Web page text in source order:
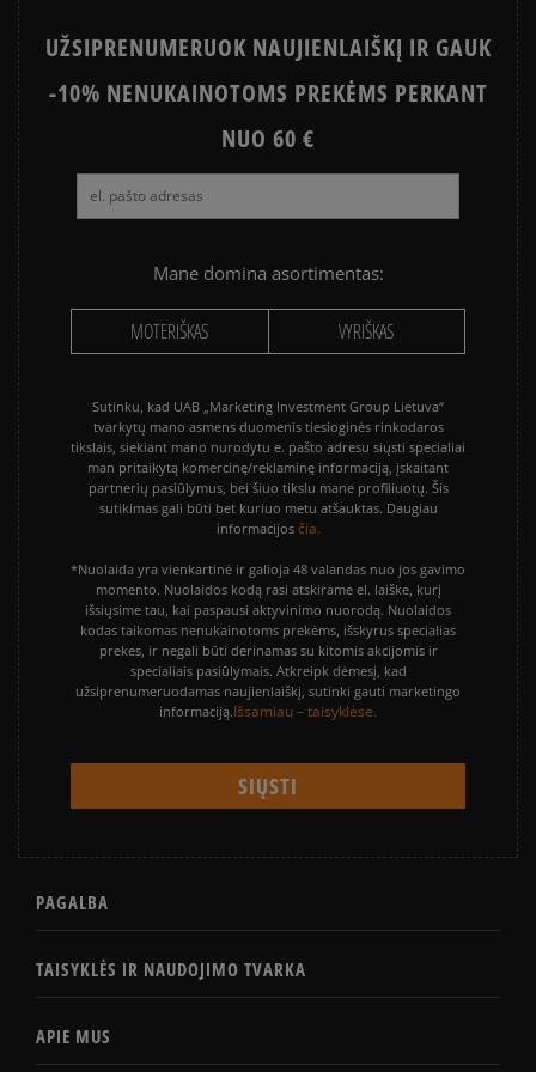
UŽSIPRENUMERUOK NAUJIENLAIŠKĮ IR GAUK
-10% NENUKAINOTOMS PREKĖMS PERKANT
NUO 60 €
Mane domina asortimentas:
MOTERIŠKAS VYRIŠKAS
Sutinku, kad UAB „Marketing Investment Group Lietuva“
tvarkytų mano asmens duomenis tiesioginės rinkodaros
tikslais, siekiant mano nurodytu e. pašto adresu siųsti specialiai
man pritaikytą komercinę/reklaminę informaciją, įskaitant
partnerių pasiūlymus, bei šiuo tikslu mane profiliuotų. Šis
sutikimas gali būti bet kuriuo metu atšauktas. Daugiau
informacijos čia.
*Nuolaida yra vienkartinė ir galioja 48 valandas nuo jos gavimo
momento. Nuolaidos kodą rasi atskirame el. laiške, kurį
išsiųsime tau, kai paspausi aktyvinimo nuorodą. Nuolaidos
kodas taikomas nenukainotoms prekėms, išskyrus specialias
prekes, ir negali būti derinamas su kitomis akcijomis ir
specialiais pasiūlymais. Atkreipk dėmesį, kad
užsiprenumeruodamas naujienlaiškį, sutinki gauti marketingo
informaciją.Išsamiau – taisyklėse.
PAGALBA
TAISYKLĖS IR NAUDOJIMO TVARKA
APIE MUS